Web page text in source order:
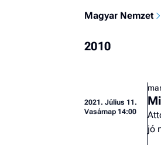
Magyar Nemzet
2010
2021. Július 11.
Vasárnap 14:00
jó